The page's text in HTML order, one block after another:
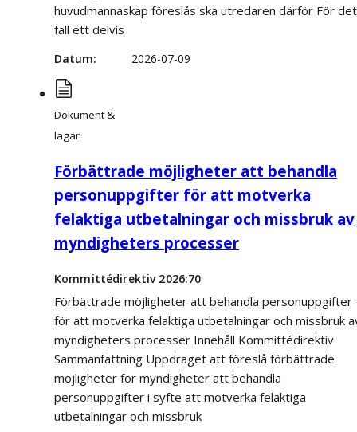
huvudmannaskap föreslås ska utredaren därför För det
fall ett delvis
Datum 2026-07-09
Dokument &
lagar
Förbättrade möjligheter att behandla
personuppgifter för att motverka
felaktiga utbetalningar och missbruk av
myndigheters processer
Kommittédirektiv 2026:70
Förbättrade möjligheter att behandla personuppgifter
för att motverka felaktiga utbetalningar och missbruk
myndigheters processer Innehåll Kommittédirektiv
Sammanfattning Uppdraget att föreslå förbättrade
möjligheter för myndigheter att behandla
personuppgifter i syfte att motverka felaktiga
utbetalningar och missbruk